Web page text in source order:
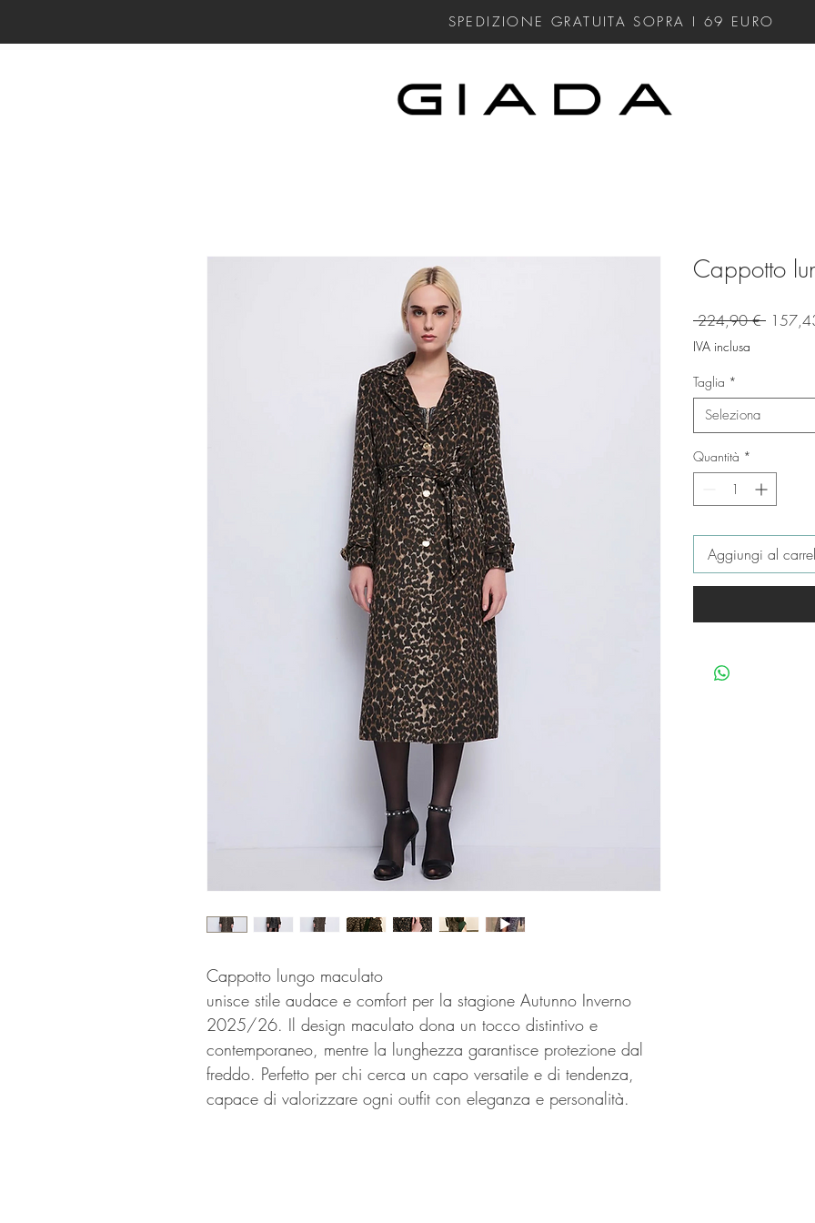
SPEDIZIONE GRATUITA SOPRA I 69 EURO
Cappotto lungo maculato
unisce stile audace e comfort per la stagione Autunno Inverno
2025/26. Il design maculato dona un tocco distintivo e
contemporaneo, mentre la lunghezza garantisce protezione dal
freddo. Perfetto per chi cerca un capo versatile e di tendenza,
capace di valorizzare ogni outfit con eleganza e personalità.
Cappotto
224,90 € Prezzo
IVA inclusa
Taglia *
Seleziona
Quantità *
Aggiungi al